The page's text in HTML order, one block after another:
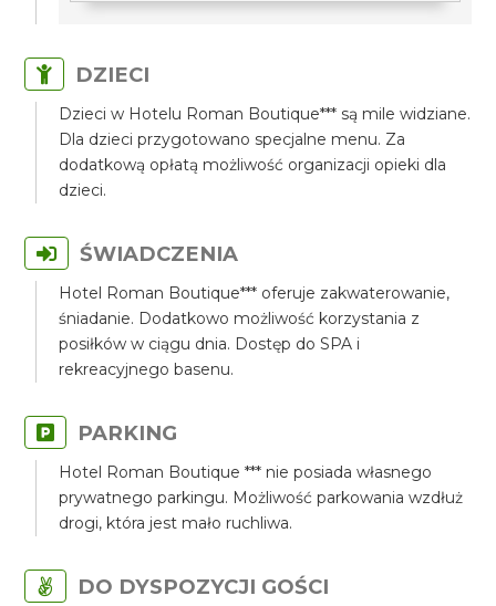
DZIECI
Dzieci w Hotelu Roman Boutique*** są mile widziane.
Dla dzieci przygotowano specjalne menu. Za
dodatkową opłatą możliwość organizacji opieki dla
dzieci.
ŚWIADCZENIA
Hotel Roman Boutique*** oferuje zakwaterowanie,
śniadanie. Dodatkowo możliwość korzystania z
posiłków w ciągu dnia. Dostęp do SPA i
rekreacyjnego basenu.
PARKING
Hotel Roman Boutique *** nie posiada własnego
prywatnego parkingu. Możliwość parkowania wzdłuż
drogi, która jest mało ruchliwa.
DO DYSPOZYCJI GOŚCI